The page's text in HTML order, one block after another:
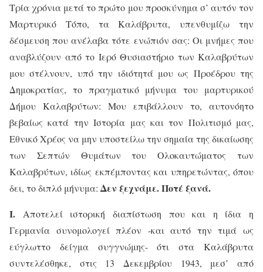
Τρία χρόνια μετά το πρώτο μου προσκύνημα σ’ αυτόν τον
Μαρτυρικό Τόπο, τα Καλάβρυτα, υπενθυμίζω την
δέσμευση που ανέλαβα τότε ενώπιόν σας: Οι μνήμες που
αναβλύζουν από το Ιερό Θυσιαστήριο των Καλαβρύτων
μου στέλνουν, υπό την ιδιότητά μου ως Προέδρου της
Δημοκρατίας, το πραγματικό μήνυμα του μαρτυρικού
Δήμου Καλαβρύτων: Μου επιβάλλουν το, αυτονόητο
βεβαίως κατά την Ιστορία μας και τον Πολιτισμό μας,
Εθνικό Χρέος να μην υποστείλω την σημαία της δικαίωσης
των Σεπτών Θυμάτων του Ολοκαυτώματος των
Καλαβρύτων, ιδίως εκπέμποντας και υπηρετώντας, όπου
δει, το διπλό μήνυμα: Δεν ξεχνάμε. Ποτέ ξανά.
Ι.
Αποτελεί ιστορική διαπίστωση που και η ίδια η
Γερμανία συνομολογεί πλέον -και αυτό την τιμά ως
εύγλωττο δείγμα συγγνώμης- ότι στα Καλάβρυτα
συντελέσθηκε, στις 13 Δεκεμβρίου 1943, μεσ’ από